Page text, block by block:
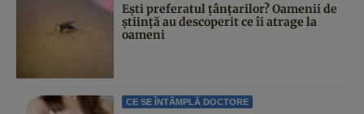
Ești preferatul țânțarilor? Oamenii de
știință au descoperit ce îi atrage la
oameni
CE SE ÎNTÂMPLĂ DOCTORE